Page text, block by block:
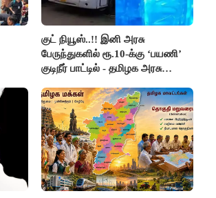
குட் நியூஸ்..!! இனி அரசு
பேருந்துகளில் ரூ.10-க்கு ‘பயணி’
குடிநீர் பாட்டில் - தமிழக அரசு